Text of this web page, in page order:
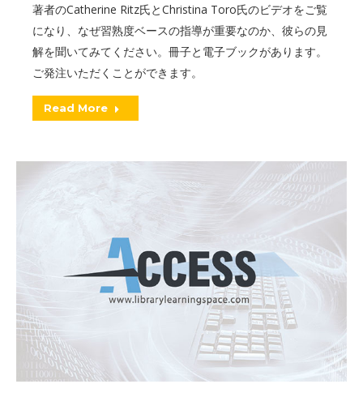
著者のCatherine Ritz氏とChristina Toro氏のビデオをご覧
になり、なぜ習熟度ベースの指導が重要なのか、彼らの見
解を聞いてみてください。冊子と電子ブックがあります。
ご発注いただくことができます。
Read More